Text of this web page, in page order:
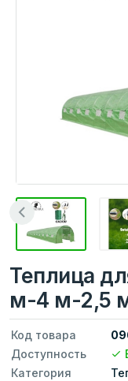
Теплица
м-4 м-2,5
Код товара
Доступность
Категория